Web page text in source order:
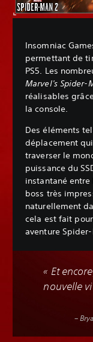
Insomniac
permettant de
PS5. Les
Marvel's Spider-
réalisables
la console.
Des éléments
déplacement
traverser le
puissance du
instantané
boss très
naturellement
cela est fait
aventure
« Et
nouvelle
–